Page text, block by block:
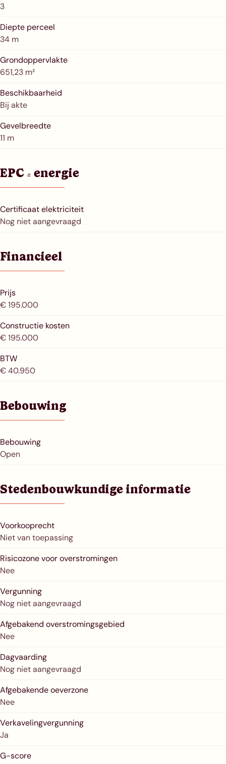
3
Diepte perceel
34 m
Grondoppervlakte
651,23 m²
Beschikbaarheid
Bij akte
Gevelbreedte
11 m
EPC & energie
Certificaat elektriciteit
Nog niet aangevraagd
Financieel
Prijs
€ 195.000
Constructie kosten
€ 195.000
BTW
€ 40.950
Bebouwing
Bebouwing
Open
Stedenbouwkundige informatie
Voorkooprecht
Niet van toepassing
Risicozone voor overstromingen
Nee
Vergunning
Nog niet aangevraagd
Afgebakend overstromingsgebied
Nee
Dagvaarding
Nog niet aangevraagd
Afgebakende oeverzone
Nee
Verkavelingvergunning
Ja
G-score